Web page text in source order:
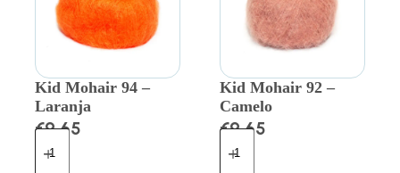
Kid Mohair 94 –
Laranja
€9.65
Kid Mohair 92 –
Camelo
€9.65